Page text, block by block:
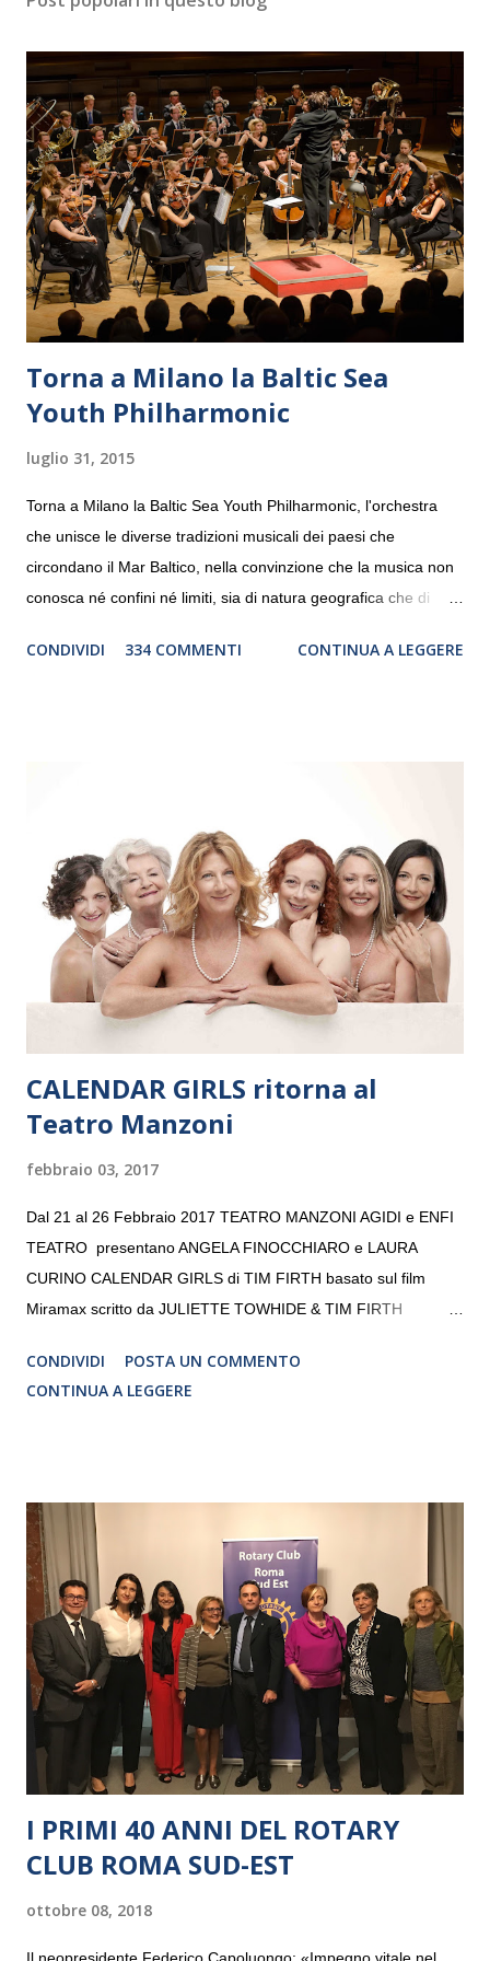
Torna a Milano la Baltic Sea
Youth Philharmonic
luglio 31, 2015
Torna a Milano la Baltic Sea Youth Philharmonic, l'orchestra
che unisce le diverse tradizioni musicali dei paesi che
circondano il Mar Baltico, nella convinzione che la musica non
conosca né confini né limiti, sia di natura geografica che di
debutterà il 10 settembre a Heiden, in Germania, e toccherà, in
“Settembre dell’Accademia” dove si esibirà per il secondo anno
consecutivo. Il pubblico milanese avrà il piacere di applaudire i
giovani artisti della Baltic Sea Youth Philharmonic per la quarta
volta. L’orchestra, fondata nel 2008 da Kristjan Järvi (affiancato
da un prestigioso consiglio di consulent...
CONDIVIDI 334 COMMENTI CONTINUA A LEGGERE
CALENDAR GIRLS ritorna al
Teatro Manzoni
febbraio 03, 2017
Dal 21 al 26 Febbraio 2017 TEATRO MANZONI AGIDI e ENFI
TEATRO presentano ANGELA FINOCCHIARO e LAURA
CURINO CALENDAR GIRLS di TIM FIRTH basato sul film
Miramax scritto da JULIETTE TOWHIDE & TIM FIRTH
CRISTINA PEZZOLI
CONDIVIDI
POSTA UN COMMENTO
CONTINUA A LEGGERE
I PRIMI 40 ANNI DEL ROTARY
CLUB ROMA SUD-EST
ottobre 08, 2018
Il neopresidente Federico Capoluongo: «Impegno vitale nel